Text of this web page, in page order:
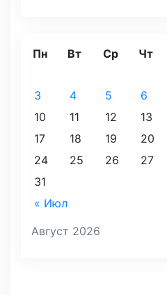
Август 2026
Пн Вт Ср Чт
« Июл
3
4 5 6
10
11 12 13
17
18 19 20
24
25 26 27
31